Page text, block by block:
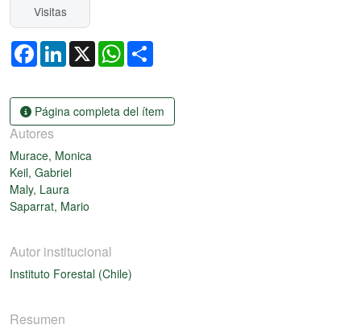
Visitas
FacebookLinkedIn
X WhatsApp
Página completa del ítem
Autores
Murace, Monica
Keil, Gabriel
Maly, Laura
Saparrat, Mario
Autor institucional
Instituto Forestal (Chile)
Resumen